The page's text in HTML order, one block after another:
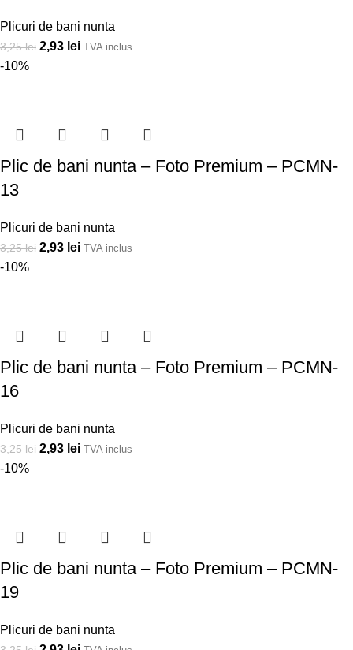
Plicuri de bani nunta
3,25lei 2,93 lei TVA inclus
-10%
Plic de bani nunta – Foto Premium – PCMN-
13
Plicuri de bani nunta
3,25lei 2,93 lei TVA inclus
-10%
Plic de bani nunta – Foto Premium – PCMN-
16
Plicuri de bani nunta
3,25lei 2,93 lei TVA inclus
-10%
Plic de bani nunta – Foto Premium – PCMN-
19
Plicuri de bani nunta